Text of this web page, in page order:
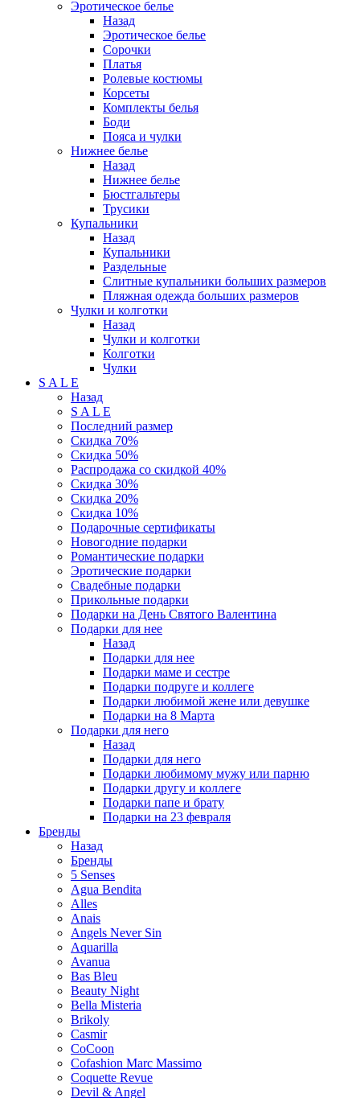
Эротическое белье
Назад
Эротическое белье
Сорочки
Платья
Ролевые костюмы
Корсеты
Комплекты белья
Боди
Пояса и чулки
Нижнее белье
Назад
Нижнее белье
Бюстгальтеры
Трусики
Купальники
Назад
Купальники
Раздельные
Слитные купальники больших размеров
Пляжная одежда больших размеров
Чулки и колготки
Назад
Чулки и колготки
Колготки
Чулки
S A L E
Назад
S A L E
Последний размер
Скидка 70%
Скидка 50%
Распродажа со скидкой 40%
Скидка 30%
Скидка 20%
Скидка 10%
Подарочные сертификаты
Новогодние подарки
Романтические подарки
Эротические подарки
Свадебные подарки
Прикольные подарки
Подарки на День Святого Валентина
Подарки для нее
Назад
Подарки для нее
Подарки маме и сестре
Подарки подруге и коллеге
Подарки любимой жене или девушке
Подарки на 8 Марта
Подарки для него
Назад
Подарки для него
Подарки любимому мужу или парню
Подарки другу и коллеге
Подарки папе и брату
Подарки на 23 февраля
Бренды
Назад
Бренды
5 Senses
Agua Bendita
Alles
Anais
Angels Never Sin
Aquarilla
Avanua
Bas Bleu
Beauty Night
Bella Misteria
Brikoly
Casmir
CoCoon
Cofashion Marc Massimo
Coquette Revue
Devil & Angel